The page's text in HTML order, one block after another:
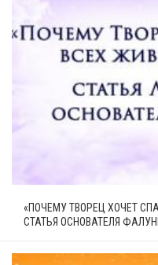
«ПОЧЕМУ ТВОРЕЦ ХОЧЕТ
СТАТЬЯ ОСНОВАТЕЛЯ